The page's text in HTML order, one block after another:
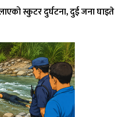
स्कुटर दुर्घटना, दुई जना घाइते